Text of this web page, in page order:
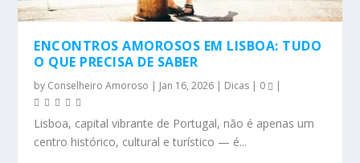
ENCONTROS AMOROSOS EM LISBOA: TUDO
O QUE PRECISA DE SABER
by Conselheiro Amoroso | Jan 16, 2026 | Dicas | 0 |
Lisboa, capital vibrante de Portugal, não é apenas um
centro histórico, cultural e turístico — é...